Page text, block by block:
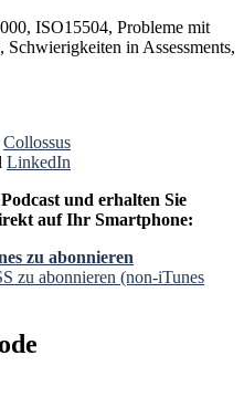
ISO15504, Probleme mit
in Assessments,
Collossus
LinkedIn
und erhalten Sie
auf Ihr Smartphone:
zu abonnieren
zu abonnieren (non-iTunes